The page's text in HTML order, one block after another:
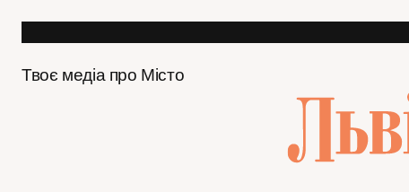
Твоє медіа про Місто